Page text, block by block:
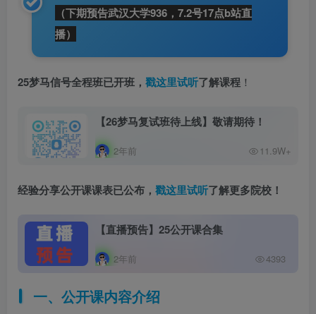
（下期预告武汉大学936，7.2号17点b站直
播）
25梦马信号全程班已开班， 戳这里试听了解课程 ！
【26梦马复试班待上线】​敬请期待！
2年前 11.9W+
经验分享公开课课表已公布， 戳这里试听了解更多院校 ！
【直播预告】25公开课合集
2年前 4393
一、公开课内容介绍